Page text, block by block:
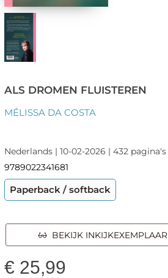
ALS DROMEN FLUISTEREN
MÉLISSA DA COSTA
Nederlands | 10-02-2026 | 432 pagina's
9789022341681
Paperback / softback
BEKIJK INKIJKEXEMPLAAR
€ 25,99